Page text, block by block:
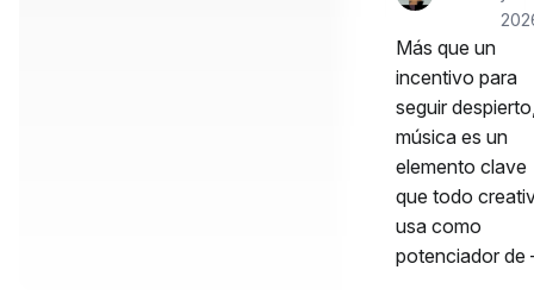
Más que un
incentivo para
seguir
música es un
elemento clave
que todo
usa como
potenciador